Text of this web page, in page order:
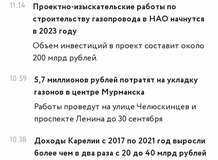
11:14
Проектно-изыскательские работы по
строительству газопровода в НАО начнутся
в 2023 году
Объем инвестиций в проект составит около
200 млрд рублей.
10:59
5,7 миллионов рублей потратят на укладку
газонов в центре Мурманска
Работы проведут на улице Челюскинцев и
проспекте Ленина до 30 сентября
10:38
Доходы Карелии с 2017 по 2021 год выросли
более чем в два раза с 20 до 40 млрд рублей